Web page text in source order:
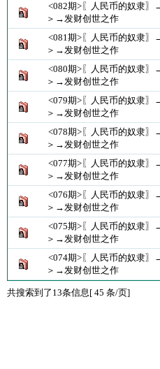
<082期>〖人民币的奴隶
＞→发财创世之作
<081期>〖人民币的奴隶
＞→发财创世之作
<080期>〖人民币的奴隶
＞→发财创世之作
<079期>〖人民币的奴隶
＞→发财创世之作
<078期>〖人民币的奴隶
＞→发财创世之作
<077期>〖人民币的奴隶
＞→发财创世之作
<076期>〖人民币的奴隶
＞→发财创世之作
<075期>〖人民币的奴隶
＞→发财创世之作
<074期>〖人民币的奴隶
＞→发财创世之作
共搜索到了13条信息[ 45 条/页]